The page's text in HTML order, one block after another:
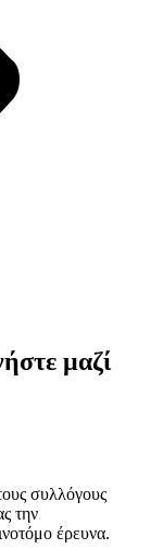
μαζί
συλλόγους
την
έρευνα.